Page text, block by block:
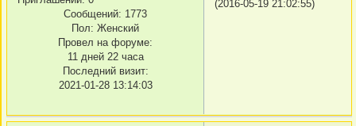
Сообщений: 1773
Пол: Женский
Провел на форуме:
11 дней 22 часа
Последний визит:
2021-01-28 13:14:03
(2016-05-19 21:02:55)